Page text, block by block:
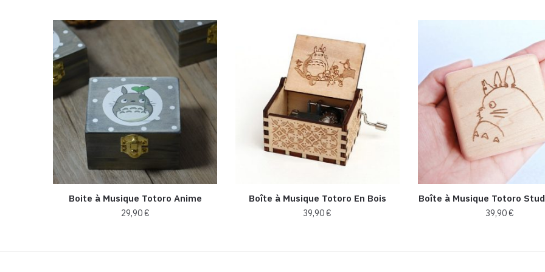
Boite à Musique Totoro Anime
29,90€
Boîte à Musique Totoro En Bois
39,90€
Boîte à Musique Totoro
39,90€